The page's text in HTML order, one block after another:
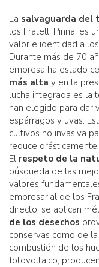
La salvaguarda del
los Fratelli Pinna, es
valor e identidad a
Durante más de 70
empresa ha estado
más alta y en la
lucha integrada es la
han elegido para dar
espárragos y uvas.
cultivos no invasiva
reduce
El respeto de la
búsqueda de las
valores
empresarial de los
directo, se aplican
de los desechos
conservas como de
combustión de los
fotovoltaico,